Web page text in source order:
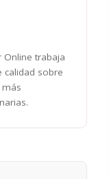
Online trabaja
calidad sobre